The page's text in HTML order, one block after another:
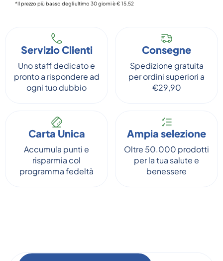
*Il prezzo più basso degli ultimo 30 giorni è € 15,52
Servizio Clienti
Uno staff dedicato e
pronto a rispondere ad
ogni tuo dubbio
Consegne
Spedizione gratuita
per ordini superiori a
€29,90
Carta Unica
Accumula punti e
risparmia col
programma fedeltà
Ampia selezione
Oltre 50.000 prodotti
per la tua salute e
benessere